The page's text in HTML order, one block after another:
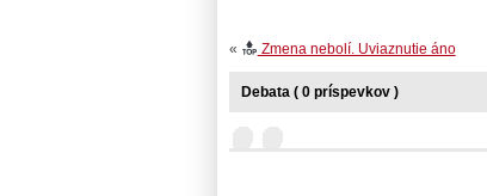
« Zmena nebolí. Uviaznutie áno
Debata ( 0 príspevkov )